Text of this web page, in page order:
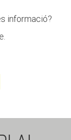
informació?